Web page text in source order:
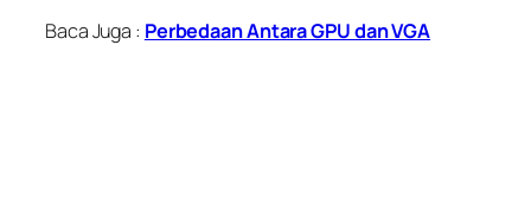
Baca Juga : Perbedaan Antara GPU dan VGA